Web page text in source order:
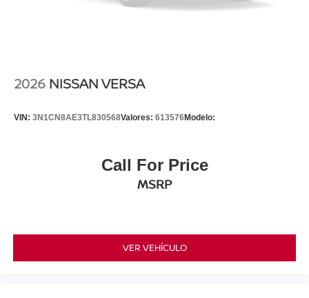
2026 NISSAN VERSA
VIN: 3N1CN8AE3TL830568Valores: 613576Modelo:
Call For Price
MSRP
VER VEHÍCULO